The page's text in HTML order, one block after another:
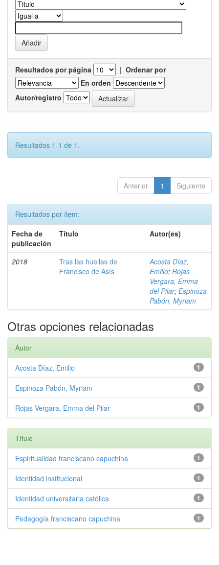
Resultados por página | Ordenar por
En orden
Autor/registro
Resultados 1-1 de 1.
Anterior 1 Siguiente
Resultados por ítem:
Fecha de
publicación
Título Autor(es)
2018
Tras las huellas de
Francisco de Asís
Acosta Díaz,
Emilio; Rojas
Vergara, Emma
del Pilar; Espinoza
Pabón, Myriam
Otras opciones relacionadas
Autor
1
Acosta Díaz, Emilio
1
Espinoza Pabón, Myriam
1
Rojas Vergara, Emma del Pilar
Título
1
Espiritualidad franciscano capuchina
1
Identidad institucional
1
Identidad universitaria católica
1
Pedagogía franciscano capuchina